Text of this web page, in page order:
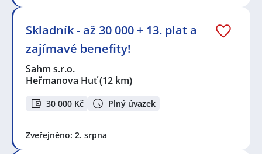
Skladník - až 30 000 + 13. plat a
zajímavé benefity!
Sahm s.r.o.
Heřmanova Huť(12 km)
30 000 Kč Plný úvazek
Zveřejněno: 2. srpna